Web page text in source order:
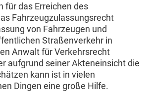
für das Erreichen des
Fahrzeugzulassungsrecht
von Fahrzeugen und
Straßenverkehr in
Anwalt für Verkehrsrecht
aufgrund seiner Akteneinsicht die
kann ist in vielen
Dingen eine große Hilfe.